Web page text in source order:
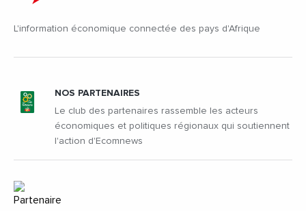
L'information économique connectée des pays d'Afrique
NOS PARTENAIRES
Le club des partenaires rassemble les acteurs
économiques et politiques régionaux qui soutiennent
l'action d'Ecomnews